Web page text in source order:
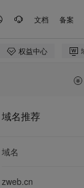
域名推荐
域名
zweb.cn